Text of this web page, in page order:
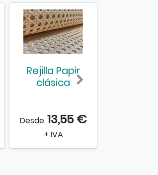
Rejilla Papir
clásica
Desde 13,55 €
+ IVA